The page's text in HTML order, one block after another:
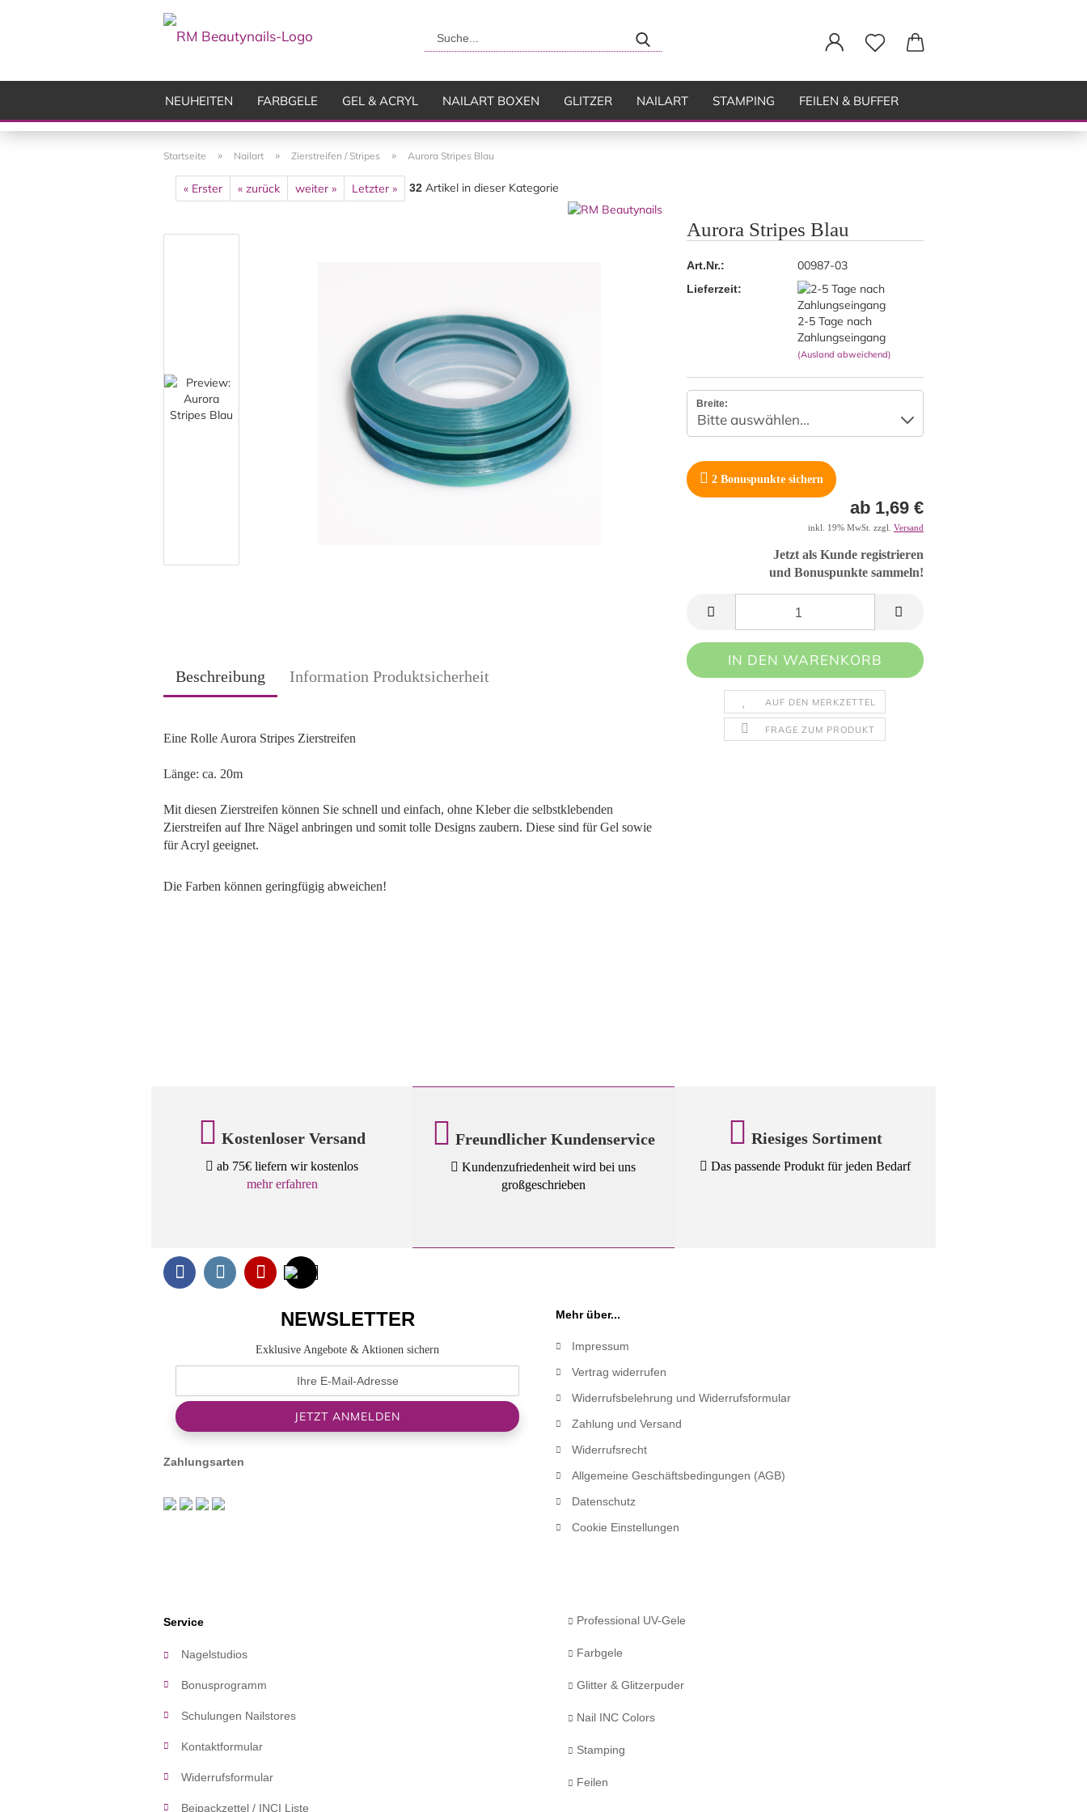
NEUHEITEN FARBGELE GEL & ACRYL NAILART BOXEN GLITZER NAILART STAMPING FEILEN & BUFFER
Startseite » Nailart » Zierstreifen / Stripes » Aurora Stripes Blau
« Erster « zurück weiter » Letzter » 32 Artikel in dieser Kategorie
Aurora Stripes Blau
Art.Nr.: 00987-03
Lieferzeit:
2-5 Tage nach
Zahlungseingang
(Ausland abweichend)
Breite:
2Bonuspunkte sichern
ab 1,69 €
inkl. 19% MwSt. zzgl. Versand
Jetzt als Kunde registrieren
und Bonuspunkte sammeln!
AUF DEN MERKZETTEL
FRAGE ZUM PRODUKT
Beschreibung Information Produktsicherheit
Eine Rolle Aurora Stripes Zierstreifen
Länge: ca. 20m
Mit diesen Zierstreifen können Sie schnell und einfach, ohne Kleber die selbstklebenden
Zierstreifen auf Ihre Nägel anbringen und somit tolle Designs zaubern. Diese sind für Gel sowie
für Acryl geeignet.
Die Farben können geringfügig abweichen!
Kostenloser Versand
ab 75€ liefern wir kostenlos
mehr erfahren
Freundlicher Kundenservice
Kundenzufriedenheit wird bei uns
großgeschrieben
Riesiges Sortiment
Das passende Produkt für jeden Bedarf
NEWSLETTER
Exklusive Angebote & Aktionen sichern
Zahlungsarten
Mehr über...
Impressum
Vertrag widerrufen
Widerrufsbelehrung und Widerrufsformular
Zahlung und Versand
Widerrufsrecht
Allgemeine Geschäftsbedingungen (AGB)
Datenschutz
Cookie Einstellungen
Service
Nagelstudios
Bonusprogramm
Schulungen Nailstores
Kontaktformular
Widerrufsformular
Beipackzettel / INCI Liste
Professional UV-Gele
Farbgele
Glitter & Glitzerpuder
Nail INC Colors
Stamping
Feilen